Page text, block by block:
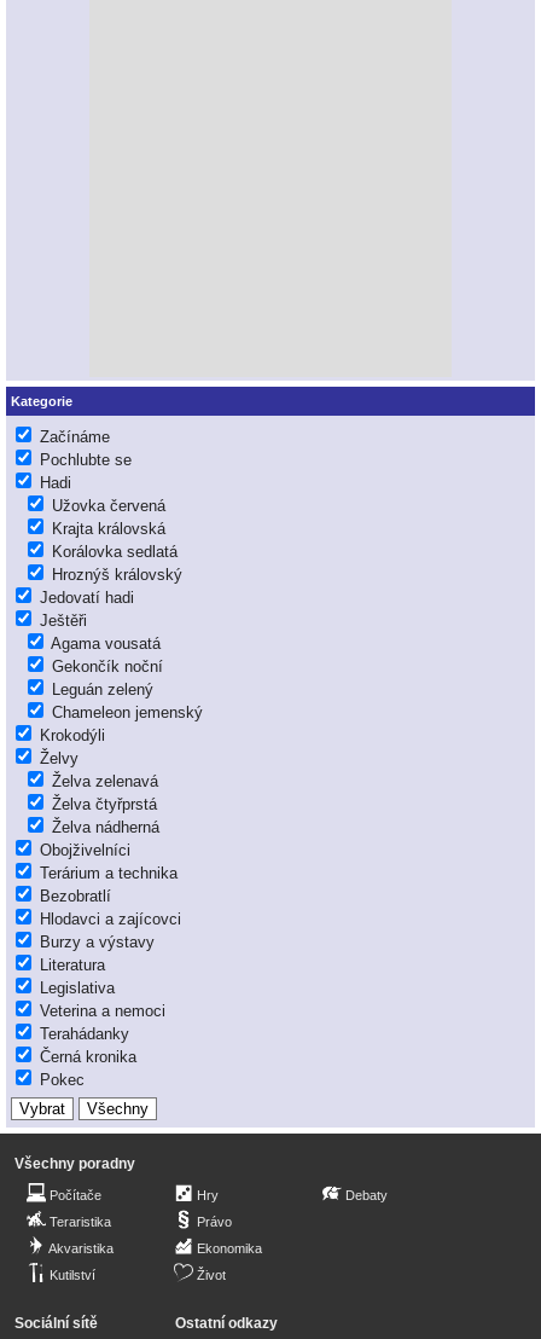
Kategorie
Začínáme
Pochlubte se
Hadi
Užovka červená
Krajta královská
Korálovka sedlatá
Hroznýš královský
Jedovatí hadi
Ještěři
Agama vousatá
Gekončík noční
Leguán zelený
Chameleon jemenský
Krokodýli
Želvy
Želva zelenavá
Želva čtyřprstá
Želva nádherná
Obojživelníci
Terárium a technika
Bezobratlí
Hlodavci a zajícovci
Burzy a výstavy
Literatura
Legislativa
Veterina a nemoci
Terahádanky
Černá kronika
Pokec
Všechny poradny
Počítače
Teraristika
Akvaristika
Kutilství
Hry
Právo
Ekonomika
Život
Debaty
Sociální sítě Ostatní odkazy